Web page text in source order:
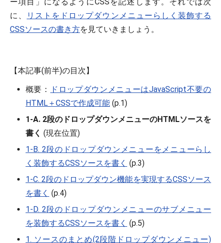
に、
リストをドロップダウンメニューらしく装飾する
CSSソースの書き方を見ていきましょう。
【本記事(前半)の目次】
概要：
ドロップダウンメニューはJavaScript不要の
HTML＋CSSで作成可能(p.1)
1-A. 2段のドロップダウンメニューのHTMLソースを
書く (現在位置)
1-B. 2段のドロップダウンメニューをメニューらし
く装飾するCSSソースを書く (p.3)
1-C. 2段のドロップダウン機能を実現するCSSソース
を書く (p.4)
1-D. 2段のドロップダウンメニューのサブメニュー
を装飾するCSSソースを書く (p.5)
1. ソースのまとめ(2段階ドロップダウンメニュー)